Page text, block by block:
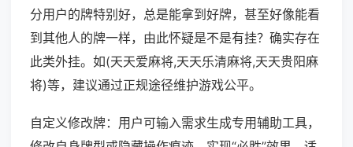
分用户的牌特别好，总是能拿到好牌，甚至好像能看
到其他人的牌一样，由此怀疑是不是有挂？确实存在
此类外挂。如(天天爱麻将,天天乐清麻将,天天贵阳麻
将)等，建议通过正规途径维护游戏公平。
自定义修改牌：用户可输入需求生成专用辅助工具，